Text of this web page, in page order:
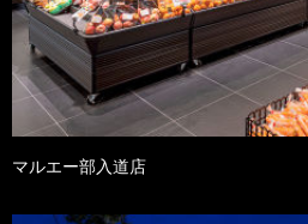
マルエー部入道店